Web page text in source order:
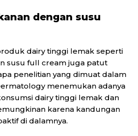
dengan susu
dairy tinggi lemak seperti
susu full cream juga patut
penelitian yang dimuat dalam
menemukan adanya
dairy tinggi lemak dan
karena kandungan
di dalamnya.